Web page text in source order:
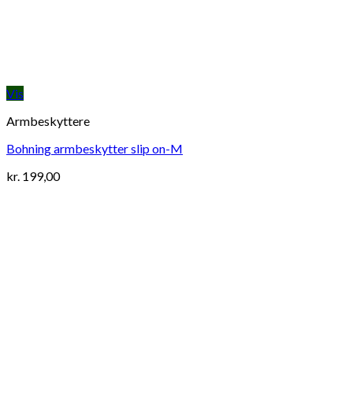
Vis
Armbeskyttere
Bohning armbeskytter slip on-M
kr. 199,00